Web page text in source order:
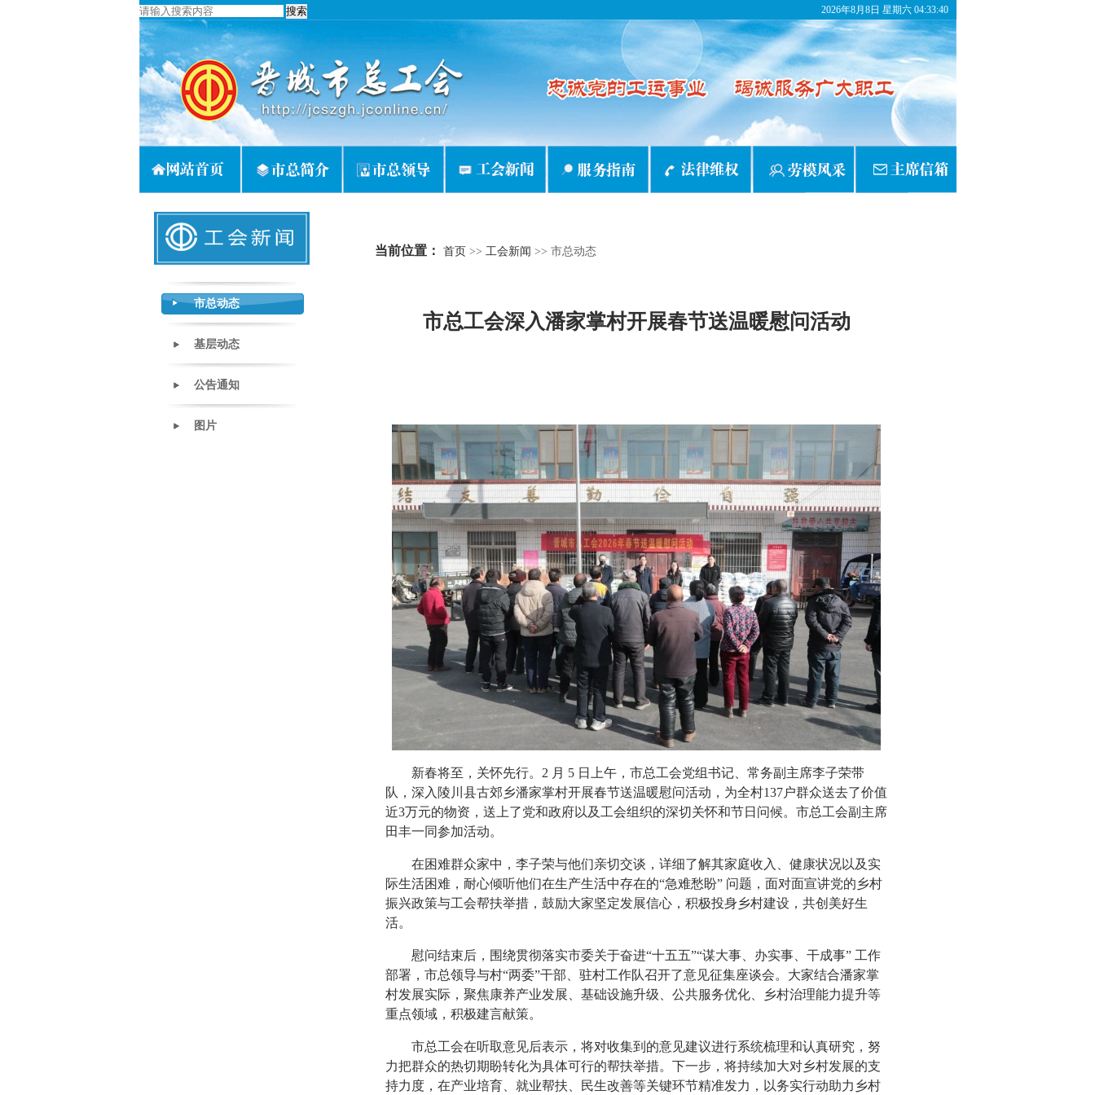
2026年8月8日 星期六 04:33:40
市总动态
基层动态
公告通知
图片
当前位置： 首页 >> 工会新闻 >> 市总动态
市总工会深入潘家掌村开展春节送温暖慰问活动
新春将至，关怀先行。2 月 5 日上午，市总工会党组书记、常务副主席李子荣带
队，深入陵川县古郊乡潘家掌村开展春节送温暖慰问活动，为全村137户群众送去了价值
近3万元的物资，送上了党和政府以及工会组织的深切关怀和节日问候。市总工会副主席
田丰一同参加活动。
在困难群众家中，李子荣与他们亲切交谈，详细了解其家庭收入、健康状况以及实
际生活困难，耐心倾听他们在生产生活中存在的“急难愁盼” 问题，面对面宣讲党的乡村
振兴政策与工会帮扶举措，鼓励大家坚定发展信心，积极投身乡村建设，共创美好生
活。
慰问结束后，围绕贯彻落实市委关于奋进“十五五”“谋大事、办实事、干成事” 工作
部署，市总领导与村“两委”干部、驻村工作队召开了意见征集座谈会。大家结合潘家掌
村发展实际，聚焦康养产业发展、基础设施升级、公共服务优化、乡村治理能力提升等
重点领域，积极建言献策。
市总工会在听取意见后表示，将对收集到的意见建议进行系统梳理和认真研究，努
力把群众的热切期盼转化为具体可行的帮扶举措。下一步，将持续加大对乡村发展的支
持力度，在产业培育、就业帮扶、民生改善等关键环节精准发力，以务实行动助力乡村